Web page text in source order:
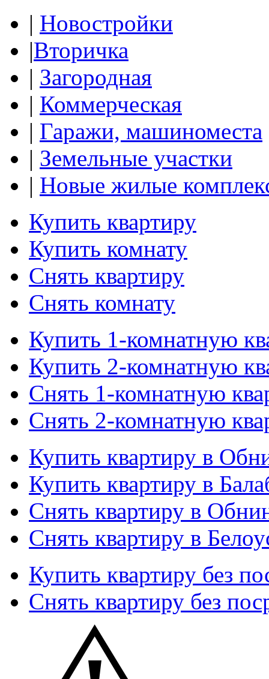
| Новостройки
|Вторичка
| Загородная
| Коммерческая
| Гаражи, машиноместа
| Земельные участки
| Новые жилые
Купить квартиру
Купить комнату
Снять квартиру
Снять комнату
Купить 1-комнатную
Купить 2-комнатную
Снять 1-комнатную
Снять 2-комнатную
Купить квартиру в
Купить квартиру в
Снять квартиру в
Снять квартиру в
Купить квартиру без
Снять квартиру без